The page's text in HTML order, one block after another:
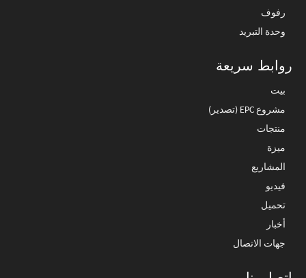
رفوف
وحدة التبريد
روابط سريعة
بيت
مشروع EPC (تصدير)
منتجات
ميزة
المشاريع
فيديو
تحميل
أخبار
جهات الاتصال